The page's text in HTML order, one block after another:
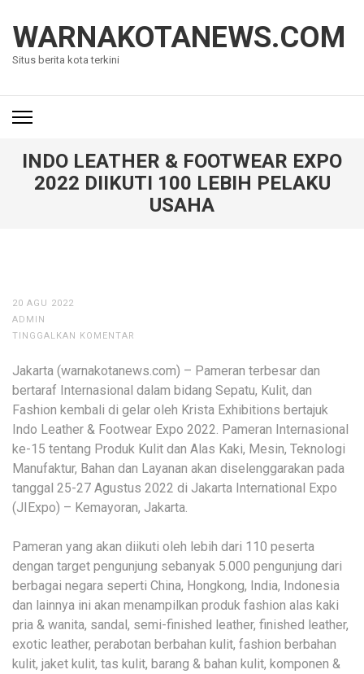
konten
(Tekan
WARNAKOTANEWS.COM
Situs berita kota terkini
INDO LEATHER & FOOTWEAR EXPO
2022 DIIKUTI 100 LEBIH PELAKU
USAHA
20 AGU 2022
ADMIN
TINGGALKAN KOMENTAR
Jakarta (warnakotanews.com) – Pameran terbesar dan
bertaraf Internasional dalam bidang Sepatu, Kulit, dan
Fashion kembali di gelar oleh Krista Exhibitions bertajuk
Indo Leather & Footwear Expo 2022. Pameran Internasional
ke-15 tentang Produk Kulit dan Alas Kaki, Mesin, Teknologi
Manufaktur, Bahan dan Layanan akan diselenggarakan pada
tanggal 25-27 Agustus 2022 di Jakarta International Expo
(JIExpo) – Kemayoran, Jakarta.
Pameran yang akan diikuti oleh lebih dari 110 peserta
dengan target pengunjung sebanyak 5.000 pengunjung dari
berbagai negara seperti China, Hongkong, India, Indonesia
dan lainnya ini akan menampilkan produk fashion alas kaki
pria & wanita, sandal, semi-finished leather, finished leather,
exotic leather, perabotan berbahan kulit, fashion berbahan
kulit, jaket kulit, tas kulit, barang & bahan kulit, komponen &